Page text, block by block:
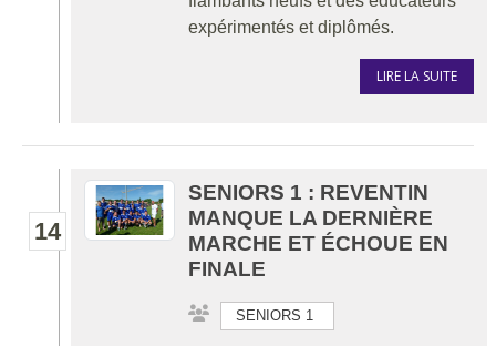
expérimentés et diplômés.
LIRE LA SUITE
14
SENIORS 1 : REVENTIN
MANQUE LA DERNIÈRE
MARCHE ET ÉCHOUE EN
FINALE
SENIORS 1